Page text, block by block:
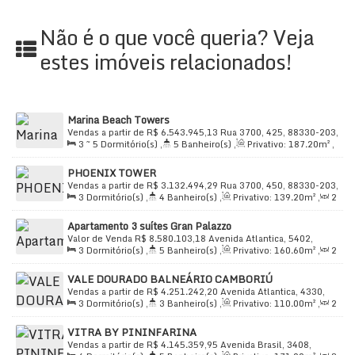
🏢 Estrutura do condomínio
🚲 Bicicletário
🍷Bistrô com adega
🔒Condomínio fechado
📹Circuito interno de TV (CFTV)
♿Acesso a deficientes
🚰Água
📌 Conveniências e localização estratégica
Tudo ao redor para facilitar sua rotina e aumentar a
liquidez do imóvel:
🏦Bancos| 🥩Açougue| 📰Banca de revistas
🍔Burger King| 🎬Cinemas
Não é o que você queria? Veja
estes imóveis relacionados!
Marina Beach Towers
R$ 6.543.945,13
Vendas a partir de
Rua 3700, 425, 88330-203,
Barra Sul, Balneário Camboriú, Santa Catarina, Brasil
3 ~ 5 Dormitório(s) , 5 Banheiro(s) , Privativo: 187.20m² ,
3 Sala(s) , 3Suíte(s) , Total:286.40m² , 3Vaga(s) ,
Útil:187.20m²
PHOENIX TOWER
R$ 3.132.494,29
Vendas a partir de
Rua 3700, 450, 88330-203,
Barra Sul, Balneário Camboriú, Santa Catarina, Brasil
3 Dormitório(s) , 4 Banheiro(s) , Privativo: 139.20m² ,
2
Sala(s) , 3Suíte(s) , Total:243.20~ 2432.00m² , 2Vaga(s)
,
Útil:139.20 m²
Apartamento 3 suítes Gran Palazzo
R$ 8.580.103,18
Valor de Venda
Avenida Atlantica, 5402,
88330-033, Barra Sul, Balneário Camboriú, Santa Catarina,
Brasil
3 Dormitório(s) , 5 Banheiro(s) , Privativo: 160.60m² ,
2
Sala(s) , 3Suíte(s) , Total:227.00m² , 2Vaga(s) ,
Útil:
160.60m²
VALE DOURADO BALNEÁRIO CAMBORIÚ
R$ 4.251.242,20
Vendas a partir de
Avenida Atlantica, 4330,
88330-027, Barra Sul, Balneário Camboriú, Santa Catarina,
Brasil
3 Dormitório(s) , 3 Banheiro(s) , Privativo: 110.00m² ,
2
Sala(s) , 1Suíte(s) , Total:196.90m² , 2Vaga(s) ,
Útil:
110.00m²
VITRA BY PININFARINA
R$ 4.145.359,95
Vendas a partir de
Avenida Brasil, 3408,